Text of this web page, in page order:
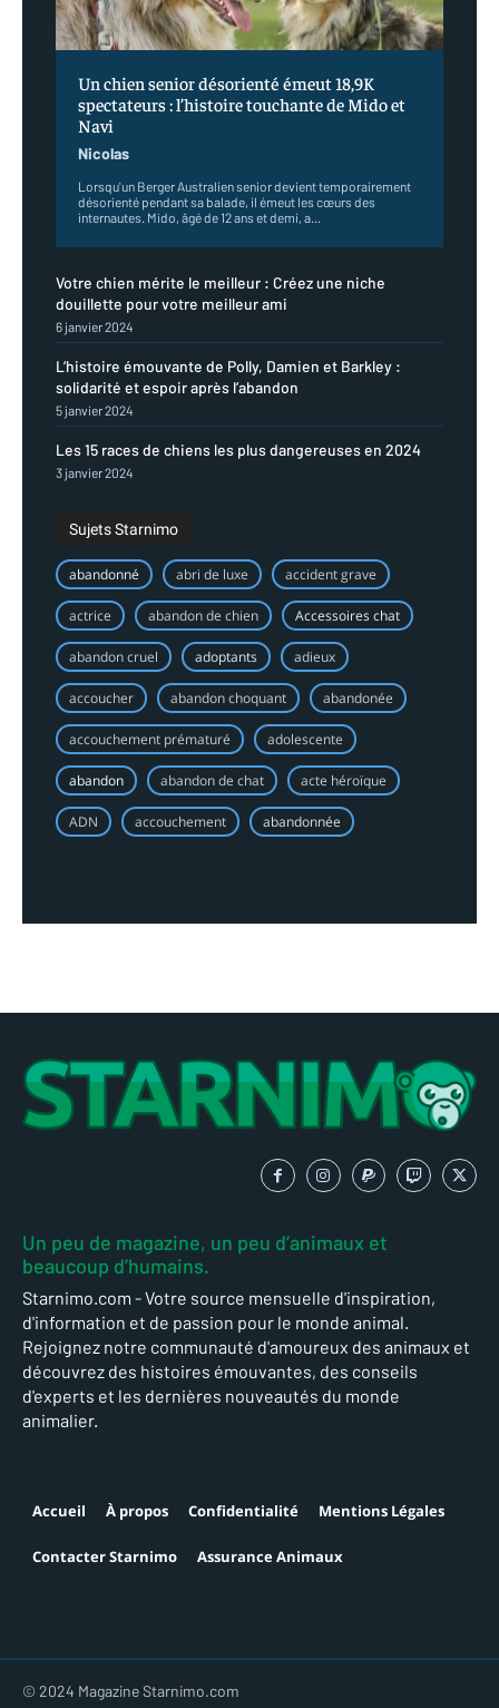
Un chien senior désorienté émeut 18,9K
spectateurs : l’histoire touchante de Mido et
Navi
Nicolas
Lorsqu'un Berger Australien senior devient temporairement
désorienté pendant sa balade, il émeut les cœurs des
internautes. Mido, âgé de 12 ans et demi, a...
Votre chien mérite le meilleur : Créez une niche
douillette pour votre meilleur ami
6 janvier 2024
L’histoire émouvante de Polly, Damien et Barkley :
solidarité et espoir après l’abandon
5 janvier 2024
Les 15 races de chiens les plus dangereuses en 2024
3 janvier 2024
Sujets Starnimo
abandonné abri de luxe accident grave
actrice abandon de chien Accessoires chat
abandon cruel adoptants adieux
accoucher abandon choquant abandonée
accouchement prématuré adolescente
abandon abandon de chat acte héroïque
ADN accouchement abandonnée
Un peu de magazine, un peu d’animaux et
beaucoup d’humains.
Starnimo.com - Votre source mensuelle d'inspiration,
d'information et de passion pour le monde animal.
Rejoignez notre communauté d'amoureux des animaux et
découvrez des histoires émouvantes, des conseils
d'experts et les dernières nouveautés du monde
animalier.
Accueil À propos Confidentialité Mentions Légales
Contacter Starnimo Assurance Animaux
© 2024 Magazine Starnimo.com